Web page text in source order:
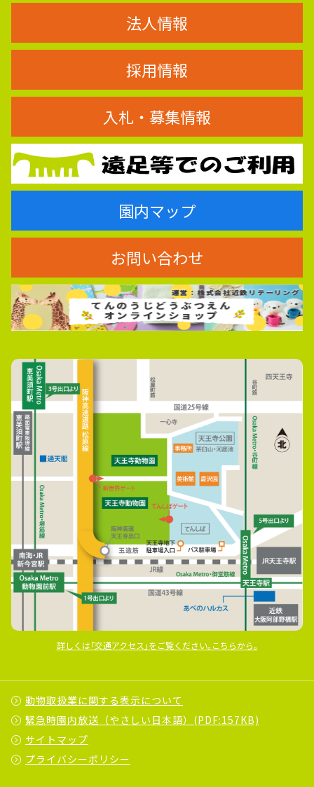
法人情報
採用情報
入札・募集情報
園内マップ
お問い合わせ
詳しくは｢交通アクセス｣をご覧ください｡こちらから｡
動物取扱業に関する表示について
緊急時園内放送（やさしい日本語）(PDF:157KB)
サイトマップ
プライバシーポリシー